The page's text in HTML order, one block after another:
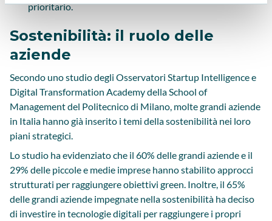
prioritario.
Sostenibilità: il ruolo delle
aziende
Secondo uno studio degli Osservatori Startup Intelligence e
Digital Transformation Academy della School of
Management del Politecnico di Milano, molte grandi aziende
in Italia hanno già inserito i temi della sostenibilità nei loro
piani strategici.
Lo studio ha evidenziato che il 60% delle grandi aziende e il
29% delle piccole e medie imprese hanno stabilito approcci
strutturati per raggiungere obiettivi green. Inoltre, il 65%
delle grandi aziende impegnate nella sostenibilità ha deciso
di investire in tecnologie digitali per raggiungere i propri